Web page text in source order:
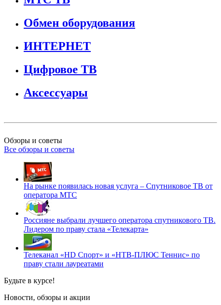
Обмен оборудования
ИНТЕРНЕТ
Цифровое ТВ
Аксессуары
Обзоры и советы
Все обзоры и советы
На рынке появилась новая услуга – Спутниковое ТВ от
оператора МТС
Россияне выбрали лучшего оператора спутникового ТВ.
Лидером по праву стала «Телекарта»
Телеканал «HD Спорт» и «НТВ-ПЛЮС Теннис» по
праву стали лауреатами
Будьте в курсе!
Новости, обзоры и акции